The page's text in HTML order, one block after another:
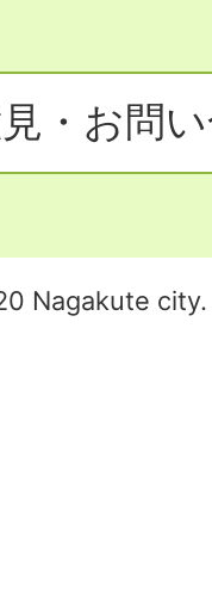
・お問
Nagakute